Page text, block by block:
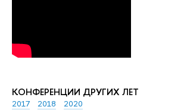
КОНФЕРЕНЦИИ ДРУГИХ ЛЕТ
2017 2018 2020